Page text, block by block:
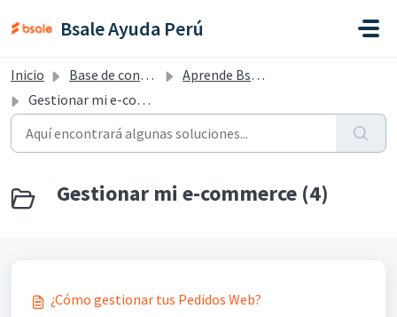
Bsale Ayuda Perú
Inicio Base de conocimientos
Aprende Bsale - Perú
Gestionar mi e-commerce
Gestionar mi e-commerce (4)
¿Cómo gestionar tus Pedidos Web?